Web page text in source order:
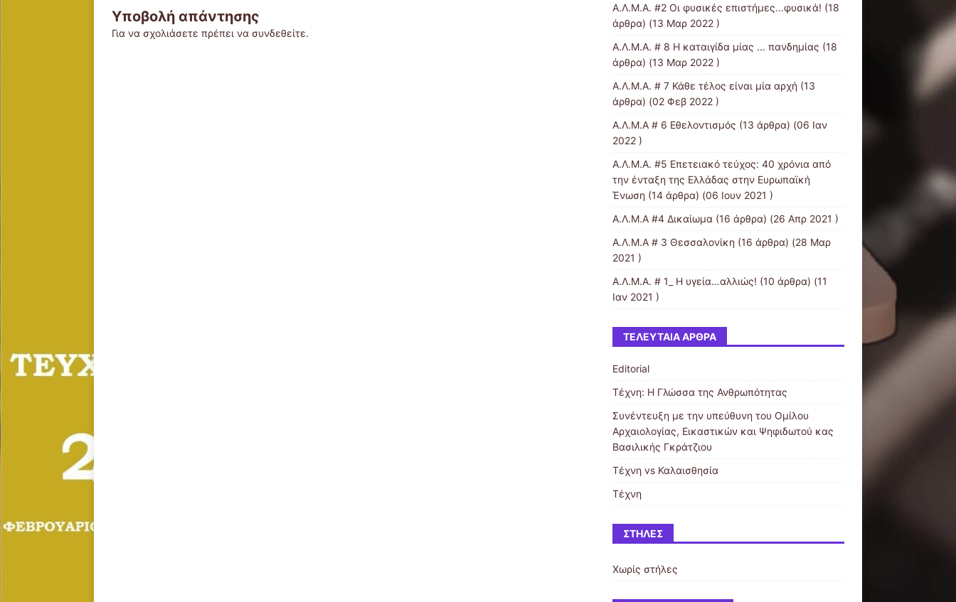
Υποβολή απάντησης
Για να σχολιάσετε πρέπει να συνδεθείτε.
Α.Λ.Μ.Α. #2 Οι φυσικές επιστήμες...φυσικά! (18
άρθρα) (13 Μαρ 2022 )
Α.Λ.Μ.Α. # 8 Η καταιγίδα μίας ... πανδημίας (18
άρθρα) (13 Μαρ 2022 )
Α.Λ.Μ.Α. # 7 Κάθε τέλος είναι μία αρχή (13
άρθρα) (02 Φεβ 2022 )
Α.Λ.Μ.Α # 6 Εθελοντισμός (13 άρθρα) (06 Ιαν
2022 )
Α.Λ.Μ.Α. #5 Επετειακό τεύχος: 40 χρόνια από
την ένταξη της Ελλάδας στην Ευρωπαϊκή
Ένωση (14 άρθρα) (06 Ιουν 2021 )
Α.Λ.Μ.Α #4 Δικαίωμα (16 άρθρα) (26 Απρ 2021 )
Α.Λ.Μ.Α # 3 Θεσσαλονίκη (16 άρθρα) (28 Μαρ
2021 )
Α.Λ.Μ.Α. # 1_ Η υγεία…αλλιώς! (10 άρθρα) (11
Ιαν 2021 )
ΤΕΛΕΥΤΑΊΑ ΆΡΘΡΑ
Editorial
Τέχνη: Η Γλώσσα της Ανθρωπότητας
Συνέντευξη με την υπεύθυνη του Ομίλου
Αρχαιολογίας, Εικαστικών και Ψηφιδωτού κας
Βασιλικής Γκράτζιου
Τέχνη vs Καλαισθησία
Τέχνη
ΣΤΉΛΕΣ
Χωρίς στήλες